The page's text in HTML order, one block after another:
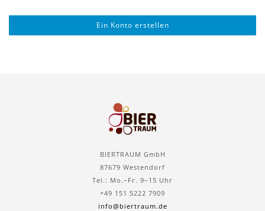
Ein Konto erstellen
BIERTRAUM GmbH
87679 Westendorf
Tel.: Mo.–Fr. 9–15 Uhr
+49 151 5222 7909
info@biertraum.de